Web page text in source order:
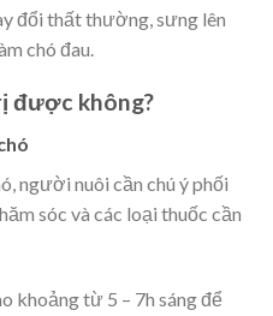
đổi thất thường, sưng lên
chó đau.
được không?
người nuôi cần chú ý phối
sóc và các loại thuốc cần
khoảng từ 5 – 7h sáng để